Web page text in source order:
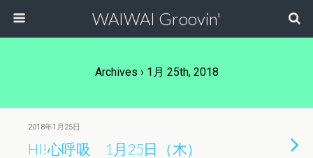
WAIWAI Groovin'
Archives › 1月 25th, 2018
2018年1月25日
HI!心呼吸 1月25日（木）